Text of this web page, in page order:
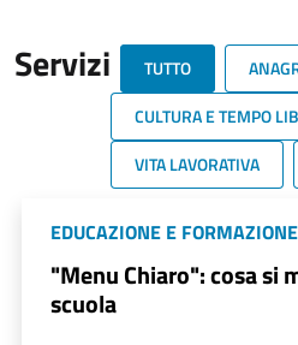
Servizi TUTTO
CULTURA E TEMPO
VITA LAVORATIVA
EDUCAZIONE E FORMAZIONE
"Menu Chiaro": cosa si
scuola